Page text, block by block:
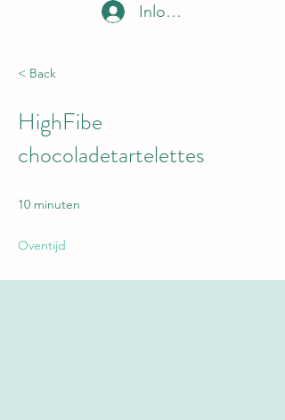
Inloggen
< Back
HighFibe
chocoladetartelettes
10 minuten
Oventijd